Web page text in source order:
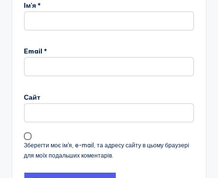
Ім'я*
Email *
Сайт
Зберегти моє ім'я, e-mail, та адресу сайту в цьому браузері
для моїх подальших коментарів.